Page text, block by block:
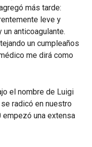
más tarde:
leve y
anticoagulante.
un cumpleaños
me dirá como
el nombre de Luigi
radicó en nuestro
empezó una extensa